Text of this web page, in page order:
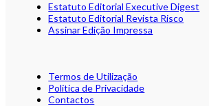
Estatuto Editorial Executive Digest
Estatuto Editorial Revista Risco
Assinar Edição Impressa
Termos de Utilização
Política de Privacidade
Contactos